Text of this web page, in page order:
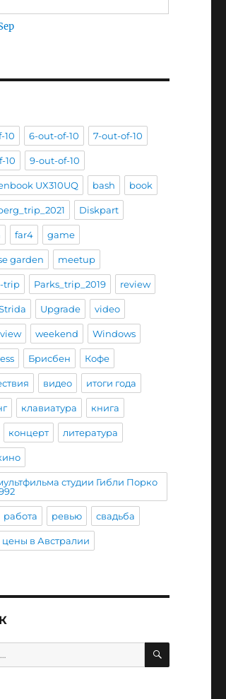
Samsung Health”
10 6-out-of-10 7-out-of-10
10 9-out-of-10
UX310UQ bash book
Diskpart
far4 game
garden meetup
trip Parks_trip_2019 review
Upgrade video
weekend Windows
Брисбен Кофе
видео итоги года
клавиатура книга
концерт литература
студии Гибли Порко
работа ревью свадьба
цены в Австралии
SEARCH